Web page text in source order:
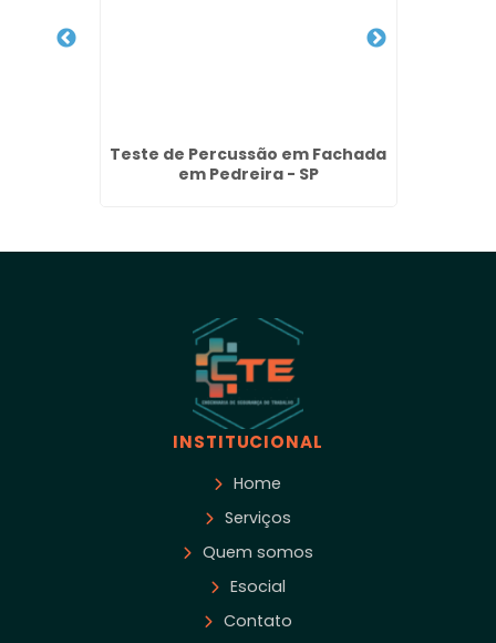
Teste de Percussão em Fachada
em Pedreira - SP
INSTITUCIONAL
Home
Serviços
Quem somos
Esocial
Contato